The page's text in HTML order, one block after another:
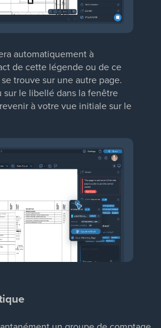
automatiquement à
de cette légende ou de ce
trouve sur une autre page.
sur le libellé dans la fenêtre
à votre vue initiale sur le